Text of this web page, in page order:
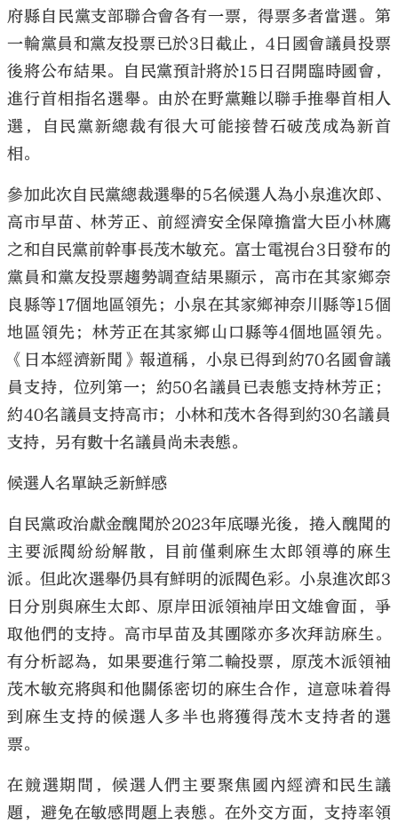
府縣自民黨支部聯合會各有一票，得票多者當選。第
一輪黨員和黨友投票已於3日截止，4日國會議員投票
後將公布結果。自民黨預計將於15日召開臨時國會，
進行首相指名選舉。由於在野黨難以聯手推舉首相人
選，自民黨新總裁有很大可能接替石破茂成為新首
相。
參加此次自民黨總裁選舉的5名候選人為小泉進次郎、
高市早苗、林芳正、前經濟安全保障擔當大臣小林鷹
之和自民黨前幹事長茂木敏充。富士電視台3日發布的
黨員和黨友投票趨勢調查結果顯示，高市在其家鄉奈
良縣等17個地區領先；小泉在其家鄉神奈川縣等15個
地區領先；林芳正在其家鄉山口縣等4個地區領先。
《日本經濟新聞》報道稱，小泉已得到約70名國會議
員支持，位列第一；約50名議員已表態支持林芳正；
約40名議員支持高市；小林和茂木各得到約30名議員
支持，另有數十名議員尚未表態。
候選人名單缺乏新鮮感
自民黨政治獻金醜聞於2023年底曝光後，捲入醜聞的
主要派閥紛紛解散，目前僅剩麻生太郎領導的麻生
派。但此次選舉仍具有鮮明的派閥色彩。小泉進次郎3
日分別與麻生太郎、原岸田派領袖岸田文雄會面，爭
取他們的支持。高市早苗及其團隊亦多次拜訪麻生。
有分析認為，如果要進行第二輪投票，原茂木派領袖
茂木敏充將與和他關係密切的麻生合作，這意味着得
到麻生支持的候選人多半也將獲得茂木支持者的選
票。
在競選期間，候選人們主要聚焦國內經濟和民生議
題，避免在敏感問題上表態。在外交方面，支持率領